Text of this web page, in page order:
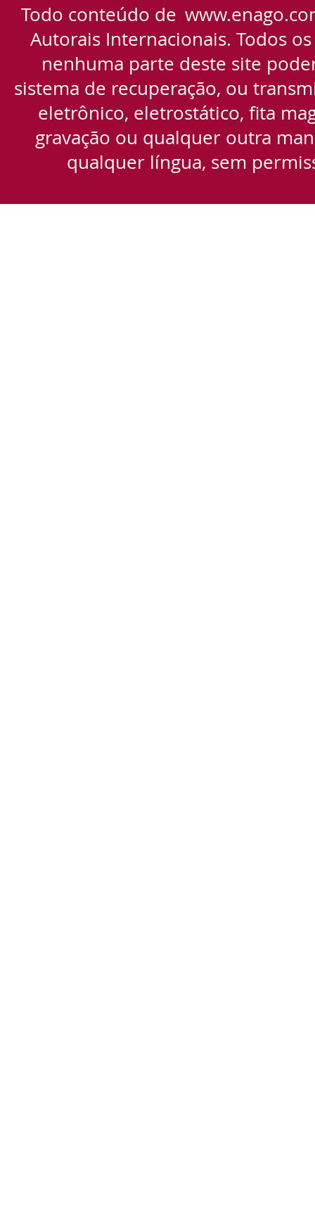
Todo conteúdo de
Autorais Internacionais. Todos
nenhuma parte deste site
sistema de recuperação, ou
eletrônico, eletrostático, fita
gravação ou qualquer outra
qualquer língua, sem